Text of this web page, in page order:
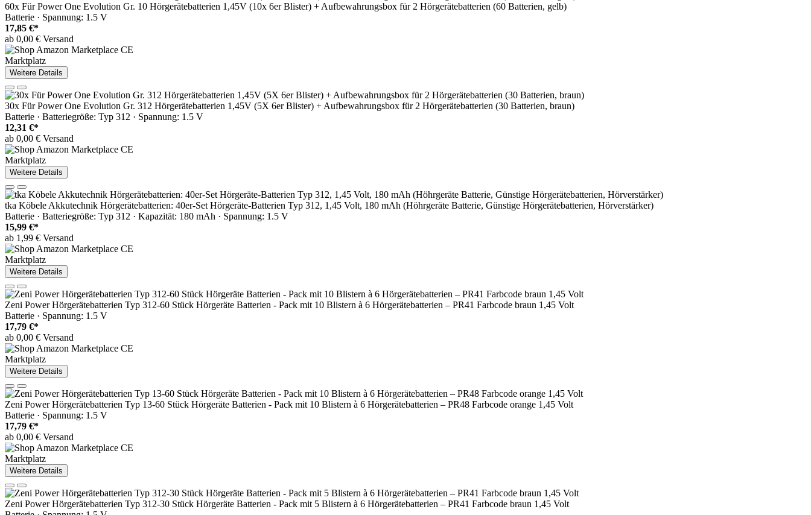
60x Für Power One Evolution Gr. 10 Hörgerätebatterien 1,45V (10x 6er Blister) + Aufbewahrungsbox für 2 Hörgerätebatterien (60 Batterien, gelb)
Batterie · Spannung: 1.5 V
17,85 €*
ab 0,00 € Versand
Marktplatz
Weitere Details
30x Für Power One Evolution Gr. 312 Hörgerätebatterien 1,45V (5X 6er Blister) + Aufbewahrungsbox für 2 Hörgerätebatterien (30 Batterien, braun)
Batterie · Batteriegröße: Typ 312 · Spannung: 1.5 V
12,31 €*
ab 0,00 € Versand
Marktplatz
Weitere Details
tka Köbele Akkutechnik Hörgerätebatterien: 40er-Set Hörgeräte-Batterien Typ 312, 1,45 Volt, 180 mAh (Höhrgeräte Batterie, Günstige Hörgerätebatterien, Hörverstärker)
Batterie · Batteriegröße: Typ 312 · Kapazität: 180 mAh · Spannung: 1.5 V
15,99 €*
ab 1,99 € Versand
Marktplatz
Weitere Details
Zeni Power Hörgerätebatterien Typ 312-60 Stück Hörgeräte Batterien - Pack mit 10 Blistern à 6 Hörgerätebatterien – PR41 Farbcode braun 1,45 Volt
Batterie · Spannung: 1.5 V
17,79 €*
ab 0,00 € Versand
Marktplatz
Weitere Details
Zeni Power Hörgerätebatterien Typ 13-60 Stück Hörgeräte Batterien - Pack mit 10 Blistern à 6 Hörgerätebatterien – PR48 Farbcode orange 1,45 Volt
Batterie · Spannung: 1.5 V
17,79 €*
ab 0,00 € Versand
Marktplatz
Weitere Details
Zeni Power Hörgerätebatterien Typ 312-30 Stück Hörgeräte Batterien - Pack mit 5 Blistern à 6 Hörgerätebatterien – PR41 Farbcode braun 1,45 Volt